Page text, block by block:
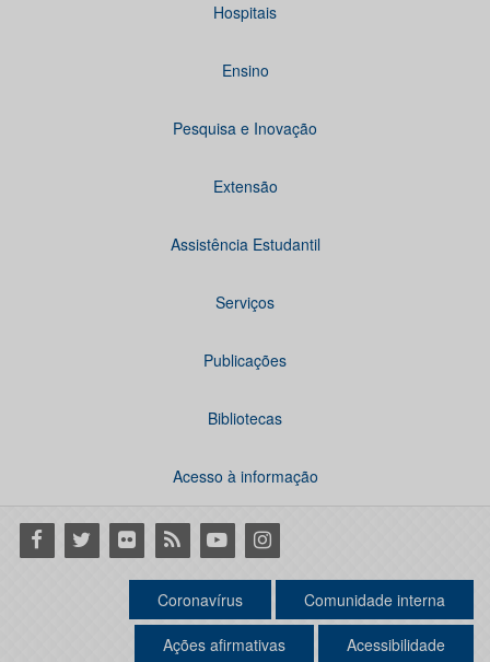
Hospitais
Ensino
Pesquisa e Inovação
Extensão
Assistência Estudantil
Serviços
Publicações
Bibliotecas
Acesso à informação
Facebook
Twitter Flickr RSS YoutubeInstagram
Coronavírus Comunidade interna
Ações afirmativas Acessibilidade